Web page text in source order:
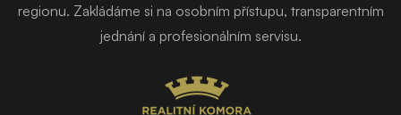
regionu. Zakládáme si na osobním přístupu, transparentním
jednání a profesionálním servisu.